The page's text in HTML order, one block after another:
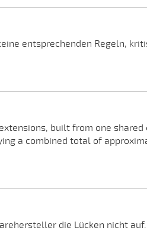
entsprechenden Regeln,
built from one shared
a combined total of
die Lücken nicht